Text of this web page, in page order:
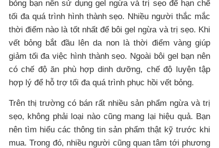
bỏng bạn nên sử dụng gel ngừa và trị sẹo để hạn chế
tối đa quá trình hình thành sẹo. Nhiều người thắc mắc
thời điểm nào là tốt nhất để bôi gel ngừa và trị sẹo. Khi
vết bỏng bắt đầu lên da non là thời điểm vàng giúp
giảm tối đa việc hình thành sẹo. Ngoài bôi gel bạn nên
có chế độ ăn phù hợp dinh dưỡng, chế độ luyện tập
hợp lý để hỗ trợ tối đa quá trình phục hồi vết bỏng.
Trên thị trường có bán rất nhiều sản phẩm ngừa và trị
sẹo, không phải loại nào cũng mang lại hiệu quả. Bạn
nên tìm hiểu các thông tin sản phẩm thật kỹ trước khi
mua. Trong đó, nhiều người cũng quan tâm tới phương